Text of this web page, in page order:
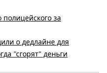
за
о дедлайне для
"сгорят" деньги